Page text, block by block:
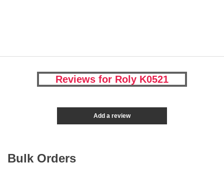
Reviews for Roly K0521
Add a review
Bulk Orders